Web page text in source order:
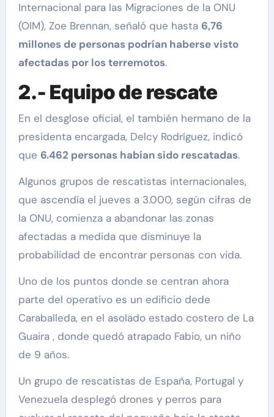
Internacional para las Migraciones de la ONU
(OIM), Zoe Brennan, señaló que hasta 6,76
millones de personas podrían haberse visto
afectadas por los terremotos.
2.- Equipo de rescate
En el desglose oficial, el también hermano de la
presidenta encargada, Delcy Rodríguez, indicó
que 6.462 personas habían sido rescatadas.
Algunos grupos de rescatistas internacionales,
que ascendía el jueves a 3.000, según cifras de
la ONU, comienza a abandonar las zonas
afectadas a medida que disminuye la
probabilidad de encontrar personas con vida.
Uno de los puntos donde se centran ahora
parte del operativo es un edificio dede
Caraballeda, en el asolado estado costero de La
Guaira , donde quedó atrapado Fabio, un niño
de 9 años.
Un grupo de rescatistas de España, Portugal y
Venezuela desplegó drones y perros para